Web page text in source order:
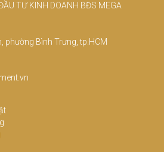
TƯ KINH DOANH BĐS MEGA
phường Bình Trưng, tp.HCM